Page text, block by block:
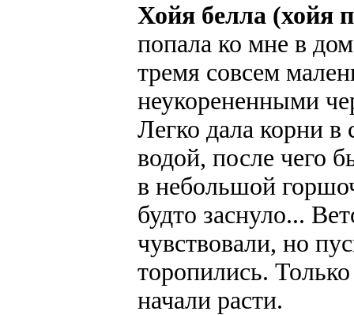
Хойя белла (хойя
попала ко мне в
тремя совсем
неукорененными
Легко дала корни в
водой, после чего
в небольшой
будто заснуло...
чувствовали, но
торопились.
начали расти.